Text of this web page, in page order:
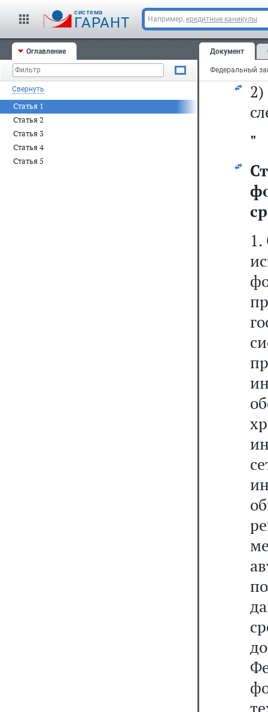
cистема
ГАРАНТ Например, кредитные каникулы
Оглавление
Свернуть
Статья 1
Статья 2
Статья 3
Статья 4
Статья 5
Документ
1)
"